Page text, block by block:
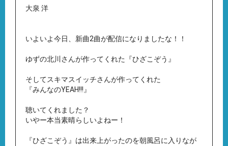
大泉 洋
いよいよ今日、新曲2曲が配信になりましたな！！
ゆずの北川さんが作ってくれた『ひざこぞう』
そしてスキマスイッチさんが作ってくれた
『みんなのYEAH!!!』
聴いてくれました？
いやー本当素晴らしいよねー！
『ひざこぞう』は出来上がったのを朝風呂に入りなが